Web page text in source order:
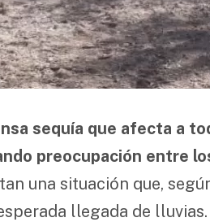
sequía que afecta a
preocupación entre
una situación que,
llegada de lluvias.